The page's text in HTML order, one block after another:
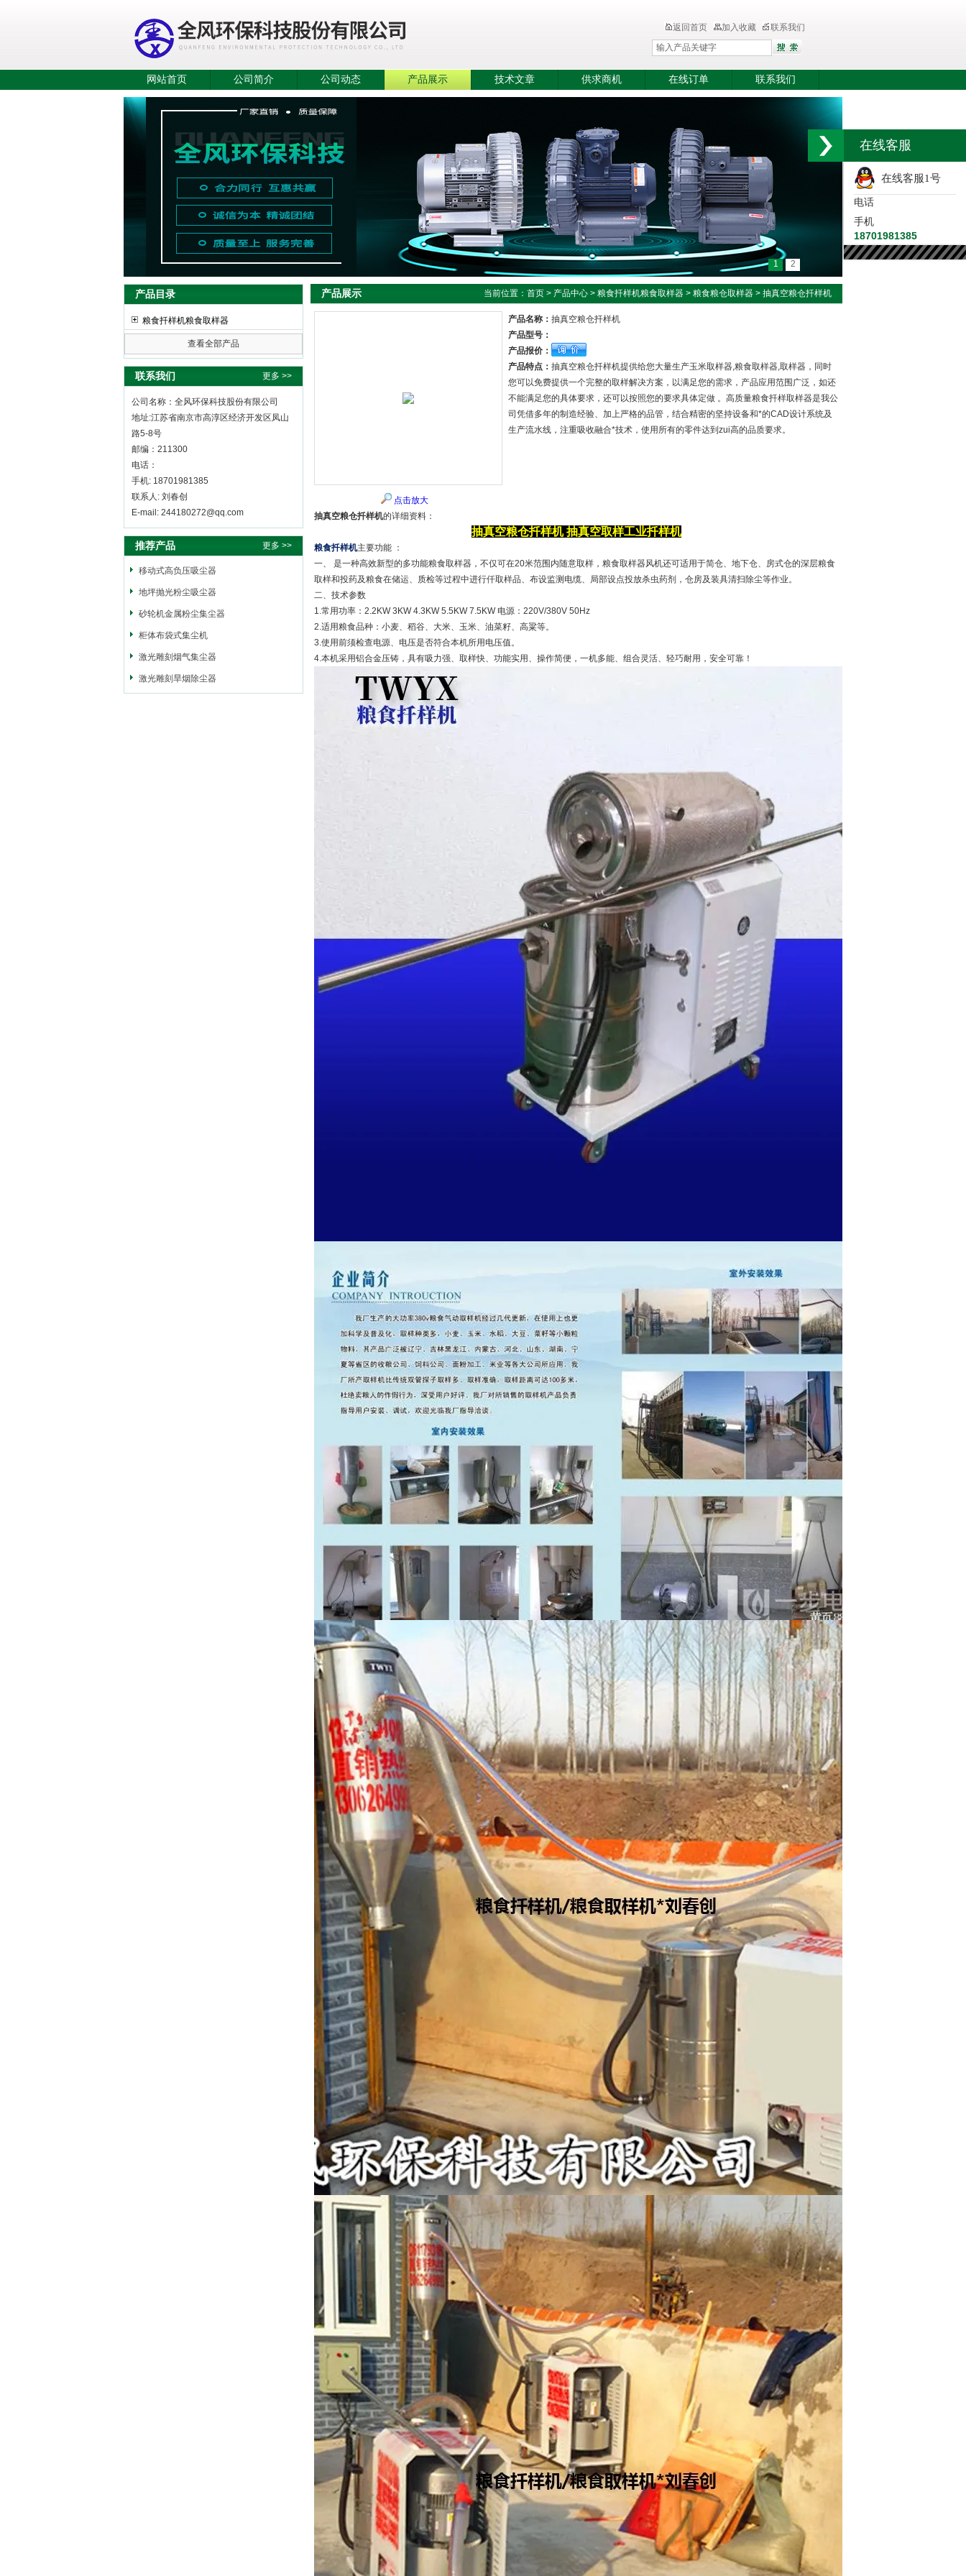
返回首页 加入收藏 联系我们
网站首页 公司简介 公司动态 产品展示 技术文章 供求商机 在线订单 联系我们
1 2
产品目录
粮食扦样机粮食取样器
查看全部产品
联系我们 更多 >>
公司名称：全风环保科技股份有限公司
地址:江苏省南京市高淳区经济开发区凤山
路5-8号
邮编：211300
电话：
手机: 18701981385
联系人: 刘春创
E-mail: 244180272@qq.com
推荐产品 更多 >>
移动式高负压吸尘器
地坪抛光粉尘吸尘器
砂轮机金属粉尘集尘器
柜体布袋式集尘机
激光雕刻烟气集尘器
激光雕刻旱烟除尘器
产品展示 当前位置： 首页 > 产品中心 > 粮食扦样机粮食取样器 > 粮食粮仓取样器 > 抽真空粮仓扦样机
点击放大
产品名称： 抽真空粮仓扦样机
产品型号：
产品报价：
产品特点： 抽真空粮仓扦样机提供给您大量生产玉米取样器,粮食取样器,取样器，同时
您可以免费提供一个完整的取样解决方案，以满足您的需求，产品应用范围广泛，如还
不能满足您的具体要求，还可以按照您的要求具体定做 。高质量粮食扦样取样器是我公
司凭借多年的制造经验、加上严格的品管，结合精密的坚持设备和*的CAD设计系统及
生产流水线，注重吸收融合*技术，使用所有的零件达到zui高的品质要求。
抽真空粮仓扦样机的详细资料：
抽真空粮仓扦样机 抽真空取样工业扦样机
粮食扦样机主要功能 ：
一、 是一种高效新型的多功能粮食取样器，不仅可在20米范围内随意取样，粮食取样器风机还可适用于简仓、地下仓、房式仓的深层粮食
取样和投药及粮食在储运、质检等过程中进行仟取样品、布设监测电缆、局部设点投放杀虫药剂，仓房及装具清扫除尘等作业。
二、技术参数
1.常用功率：2.2KW 3KW 4.3KW 5.5KW 7.5KW 电源：220V/380V 50Hz
2.适用粮食品种：小麦、稻谷、大米、玉米、油菜籽、高粱等。
3.使用前须检查电源、电压是否符合本机所用电压值。
4.本机采用铝合金压铸，具有吸力强、取样快、功能实用、操作简便，一机多能、组合灵活、轻巧耐用，安全可靠！
在线客服
在线客服1号
电话
手机
18701981385